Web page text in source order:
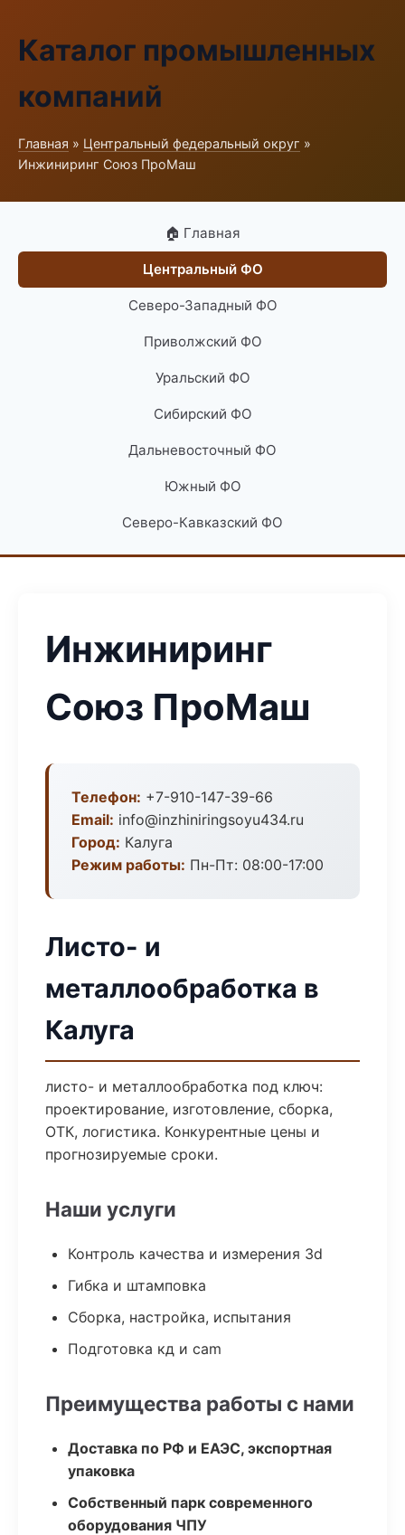
Каталог промышленных
компаний
Главная » Центральный федеральный округ »
Инжиниринг Союз ПроМаш
🏠 Главная
Центральный ФО
Северо-Западный ФО
Приволжский ФО
Уральский ФО
Сибирский ФО
Дальневосточный ФО
Южный ФО
Северо-Кавказский ФО
Инжиниринг
Союз ПроМаш
Телефон: +7-910-147-39-66
Email: info@inzhiniringsoyu434.ru
Город: Калуга
Режим работы: Пн-Пт: 08:00-17:00
Листо- и
металлообработка в
Калуга
листо- и металлообработка под ключ:
проектирование, изготовление, сборка,
ОТК, логистика. Конкурентные цены и
прогнозируемые сроки.
Наши услуги
Контроль качества и измерения 3d
Гибка и штамповка
Сборка, настройка, испытания
Подготовка кд и cam
Преимущества работы с нами
Доставка по РФ и ЕАЭС, экспортная
упаковка
Собственный парк современного
оборудования ЧПУ